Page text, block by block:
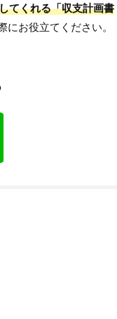
てくれる「収支計画書
お役立てください。